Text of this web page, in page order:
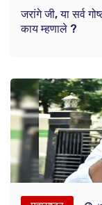
जरांगे जी, या सर्व
काय म्हणाले ?